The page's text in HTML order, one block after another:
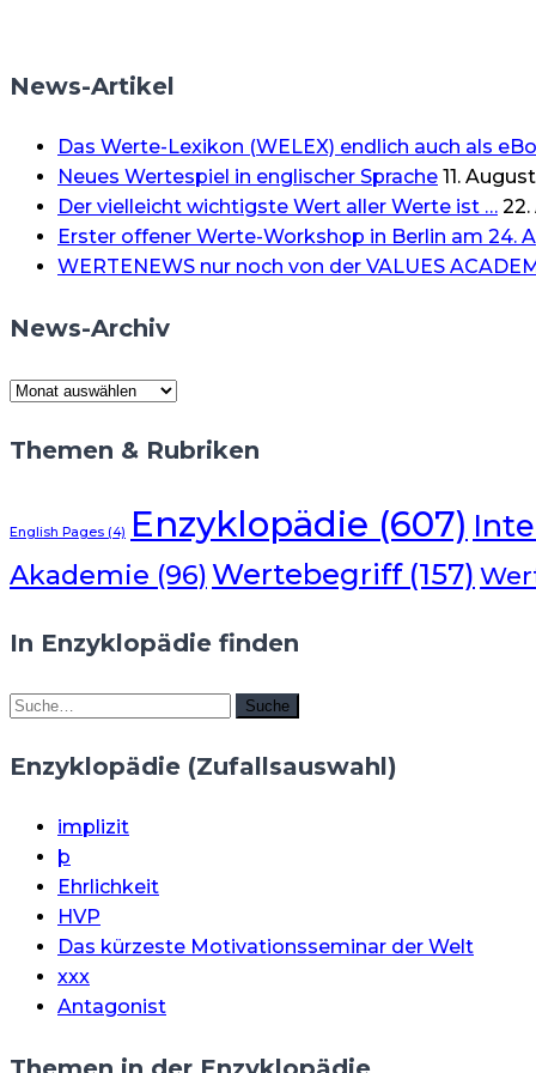
News-Artikel
Das Werte-Lexikon (WELEX) endlich auch als
Neues Wertespiel in englischer Sprache 11.
Der vielleicht wichtigste Wert aller Werte ist …
Erster offener Werte-Workshop in Berlin am 24.
WERTENEWS nur noch von der VALUES
News-Archiv
News-
Themen & Rubriken
English Pages (4) Enzyklopädie (607)
Akademie (96) Wertebegriff(157)
In Enzyklopädie finden
Suche Suche
Enzyklopädie (Zufallsauswahl)
implizit
þ
Ehrlichkeit
HVP
Das kürzeste Motivationsseminar der Welt
xxx
Antagonist